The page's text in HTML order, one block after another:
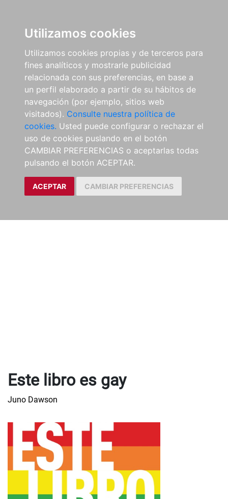
Utilizamos cookies
Utilizamos cookies propias y de terceros para
fines analíticos y mostrarle publicidad
relacionada con sus preferencias, en base a
un perfil elaborado a partir de su hábitos de
navegación (por ejemplo, sitios web
visitados). Consulte nuestra política de
cookies. Usted puede configurar o rechazar el
uso de cookies puslando en el botón
CAMBIAR PREFERENCIAS o aceptarlas todas
pulsando el botón ACEPTAR.
ACEPTAR CAMBIAR PREFERENCIAS
Este libro es gay
Juno Dawson